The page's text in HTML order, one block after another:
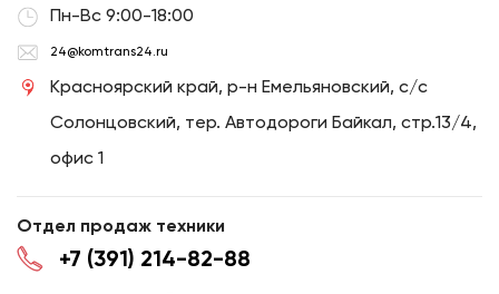
Пн-Вс 9:00-18:00
24@komtrans24.ru
Красноярский край, р-н Емельяновский, с/с
Солонцовский, тер. Автодороги Байкал, стр.13/4,
офис 1
Отдел продаж техники
+7 (391) 214-82-88